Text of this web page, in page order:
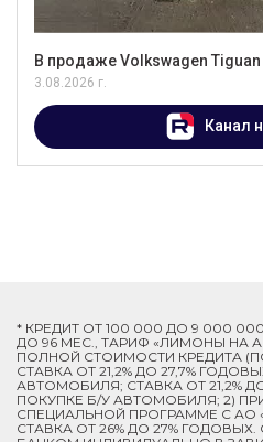
В продаже Volkswagen
3.08.2026 г.
Канал
* КРЕДИТ ОТ 100 000 ДО 9 000
ДО 96 МЕС., ТАРИФ «ЛИМОНЫ НА
ПОЛНОЙ СТОИМОСТИ КРЕДИТА
СТАВКА ОТ 21,2% ДО 27,7%
АВТОМОБИЛЯ; СТАВКА ОТ 21,2%
ПОКУПКЕ Б/У АВТОМОБИЛЯ; 2)
СПЕЦИАЛЬНОЙ ПРОГРАММЕ C АО
СТАВКА ОТ 26% ДО 27%